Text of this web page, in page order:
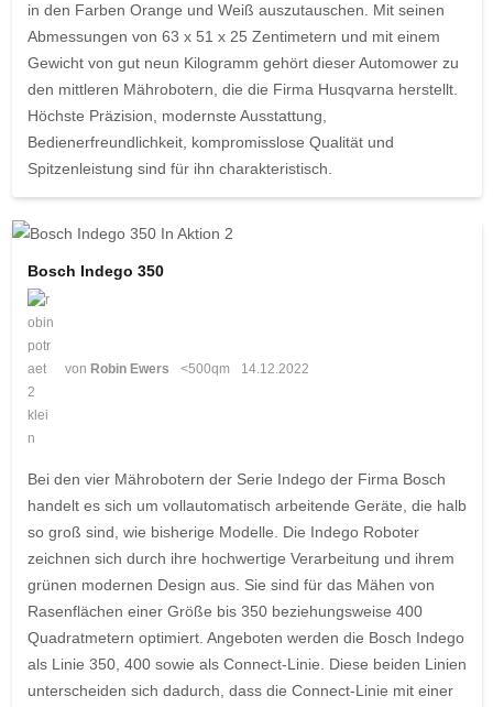
in den Farben Orange und Weiß auszutauschen. Mit seinen
Abmessungen von 63 x 51 x 25 Zentimetern und mit einem
Gewicht von gut neun Kilogramm gehört dieser Automower zu
den mittleren Mährobotern, die die Firma Husqvarna herstellt.
Höchste Präzision, modernste Ausstattung,
Bedienerfreundlichkeit, kompromisslose Qualität und
Spitzenleistung sind für ihn charakteristisch.
Bosch Indego 350
von Robin Ewers <500qm 14.12.2022
Bei den vier Mährobotern der Serie Indego der Firma Bosch
handelt es sich um vollautomatisch arbeitende Geräte, die halb
so groß sind, wie bisherige Modelle. Die Indego Roboter
zeichnen sich durch ihre hochwertige Verarbeitung und ihrem
grünen modernen Design aus. Sie sind für das Mähen von
Rasenflächen einer Größe bis 350 beziehungsweise 400
Quadratmetern optimiert. Angeboten werden die Bosch Indego
als Linie 350, 400 sowie als Connect-Linie. Diese beiden Linien
unterscheiden sich dadurch, dass die Connect-Linie mit einer